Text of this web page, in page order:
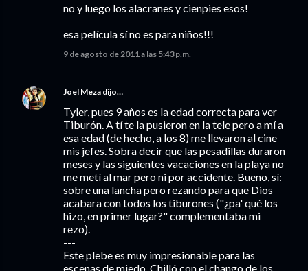
no y luego los alacranes y cienpies esos!
esa película sí no es para niños!!!
9 de agosto de 2011 a las 5:43 p.m.
Joel Meza dijo…
Tyler, pues 9 años es la edad correcta para ver
Tiburón. A tí te la pusieron en la tele pero a mí a
esa edad (de hecho, a los 8) me llevaron al cine
mis jefes. Sobra decir que las pesadillas duraron
meses y las siguientes vacaciones en la playa no
me metí al mar pero ni por accidente. Bueno, sí:
sobre una lancha pero rezando para que Dios
acabara con todos los tiburones ("¿pa' qué los
hizo, en primer lugar?" complementaba mi
rezo).
---
Este plebe es muy impresionable para las
escenas de miedo. Chilló con el chango de los